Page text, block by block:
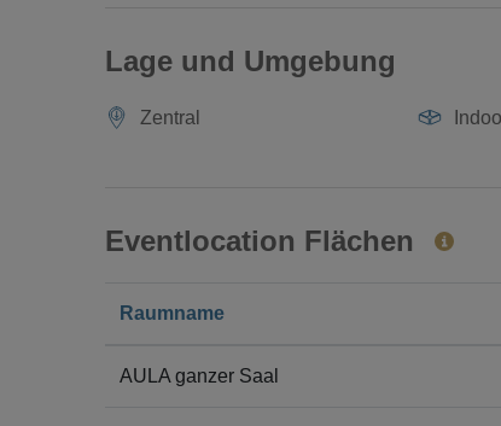
Lage und Umgebung
Zentral
Eventlocation Flächen
Raumname
AULA ganzer Saal